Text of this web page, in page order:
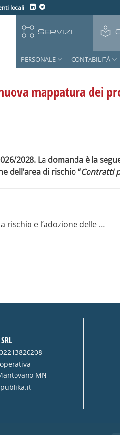
locali
SERVIZI
PERSONALE CONTABILITÀ
mappatura dei
2028. La domanda è la
dell’area di rischio “Contratti
rischio e l’adozione delle …
MN